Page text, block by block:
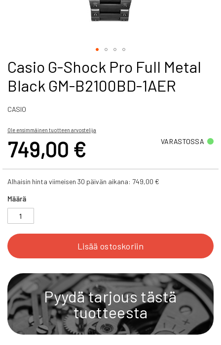
Skip
to
the
beginning
the
gallery
Casio G-Shock Pro Full Metal
Black GM-B2100BD-1AER
CASIO
Ole ensimmäinen tuotteen arvostelija
749,00 € VARASTOSSA
Alhaisin hinta viimeisen 30 päivän aikana: 749,00 €
Määrä
Lisää ostoskoriin
Pyydä tarjous tästä
tuotteesta